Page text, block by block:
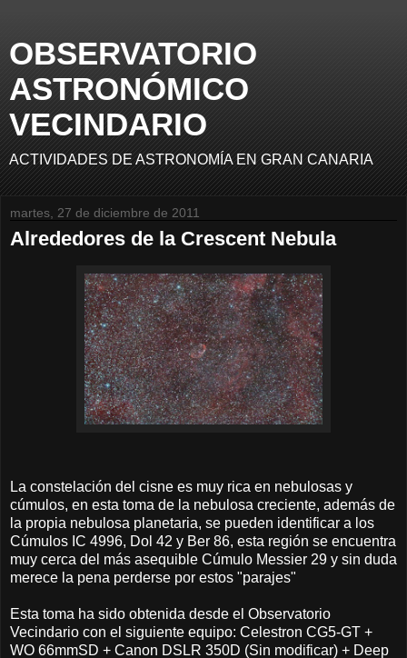
OBSERVATORIO
ASTRONÓMICO
VECINDARIO
ACTIVIDADES DE ASTRONOMÍA EN GRAN CANARIA
martes, 27 de diciembre de 2011
Alrededores de la Crescent Nebula
La constelación del cisne es muy rica en nebulosas y
cúmulos, en esta toma de la nebulosa creciente, además de
la propia nebulosa planetaria, se pueden identificar a los
Cúmulos IC 4996, Dol 42 y Ber 86, esta región se encuentra
muy cerca del más asequible Cúmulo Messier 29 y sin duda
merece la pena perderse por estos "parajes"
Esta toma ha sido obtenida desde el Observatorio
Vecindario con el siguiente equipo: Celestron CG5-GT +
WO 66mmSD + Canon DSLR 350D (Sin modificar) + Deep